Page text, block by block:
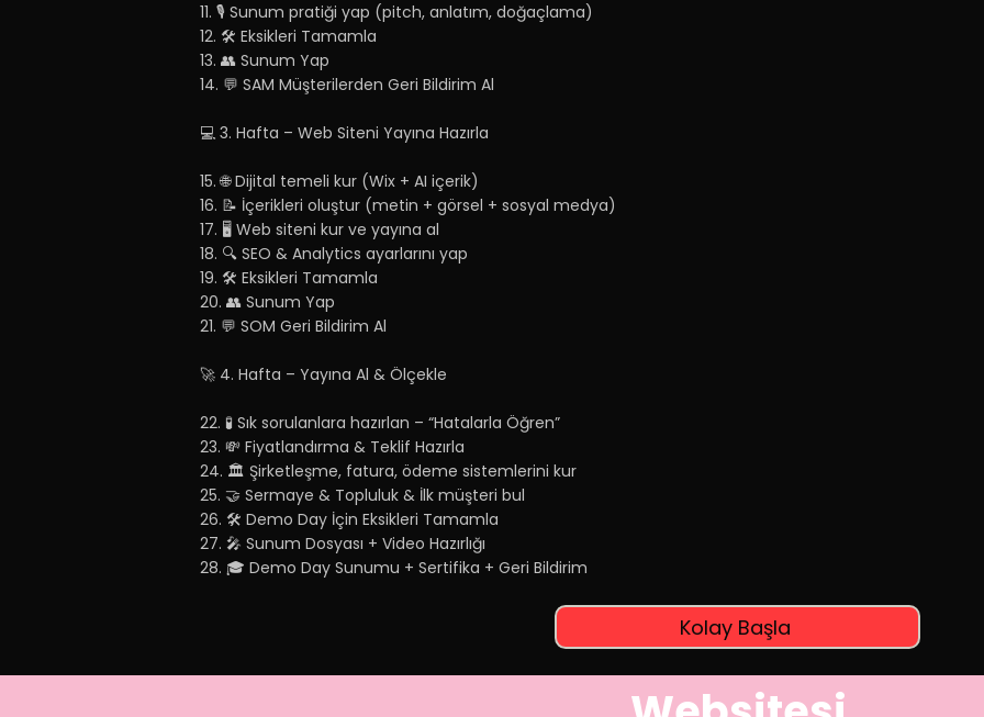
11. 🎙️ Sunum pratiği yap (pitch, anlatım, doğaçlama)
12. 🛠️ Eksikleri Tamamla
13. 👥 Sunum Yap
14. 💬 SAM Müşterilerden Geri Bildirim Al
💻 3. Hafta – Web Siteni Yayına Hazırla
15. 🌐 Dijital temeli kur (Wix + AI içerik)
16. 📝 İçerikleri oluştur (metin + görsel + sosyal medya)
17. 🖥️ Web siteni kur ve yayına al
18. 🔍 SEO & Analytics ayarlarını yap
19. 🛠️ Eksikleri Tamamla
20. 👥 Sunum Yap
21. 💬 SOM Geri Bildirim Al
🚀 4. Hafta – Yayına Al & Ölçekle
22. 🧪 Sık sorulanlara hazırlan – “Hatalarla Öğren”
23. 💸 Fiyatlandırma & Teklif Hazırla
24. 🏛️ Şirketleşme, fatura, ödeme sistemlerini kur
25. 🤝 Sermaye & Topluluk & İlk müşteri bul
26. 🛠️ Demo Day İçin Eksikleri Tamamla
27. 🎤 Sunum Dosyası + Video Hazırlığı
28. 🎓 Demo Day Sunumu + Sertifika + Geri Bildirim
Kolay Başla